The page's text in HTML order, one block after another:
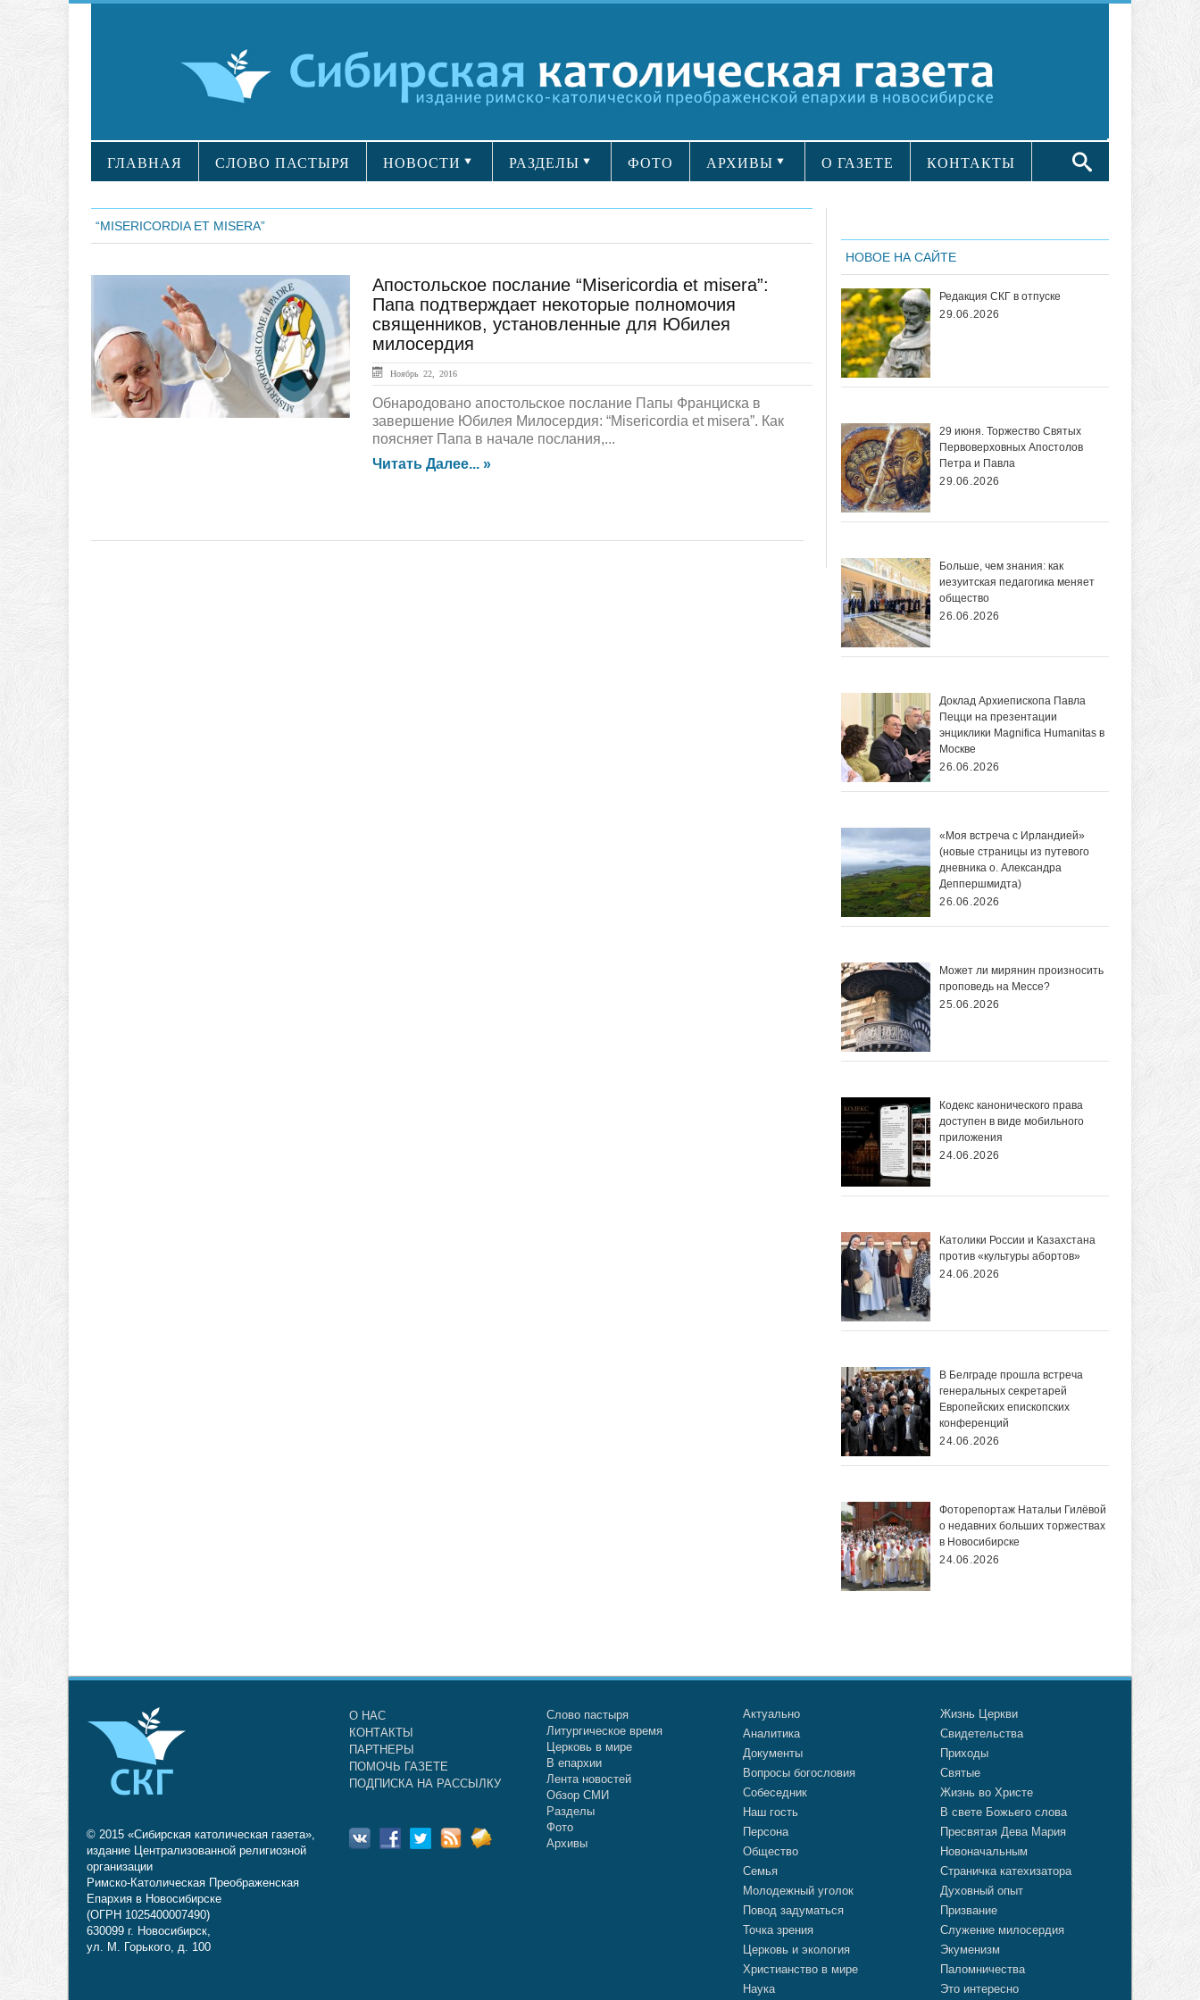
ГЛАВНАЯ СЛОВО ПАСТЫРЯ НОВОСТИ РАЗДЕЛЫ ФОТО АРХИВЫ О ГАЗЕТЕ КОНТАКТЫ
“MISERICORDIA ET MISERA”
Документы
Апостольское послание “Misericordia et misera”:
Папа подтверждает некоторые полномочия
священников, установленные для Юбилея
милосердия
Ноябрь 22, 2016
Обнародовано апостольское послание Папы Франциска в
завершение Юбилея Милосердия: “Misericordia et misera”. Как
поясняет Папа в начале послания,...
Читать Далее... »
НОВОЕ НА САЙТЕ
Редакция СКГ в отпуске
29.06.2026
29 июня. Торжество Святых
Первоверховных Апостолов
Петра и Павла
29.06.2026
Больше, чем знания: как
иезуитская педагогика меняет
общество
26.06.2026
Доклад Архиепископа Павла
Пецци на презентации
энциклики Magnifica Нumanitas в
Москве
26.06.2026
«Моя встреча с Ирландией»
(новые страницы из путевого
дневника о. Александра
Деппершмидта)
26.06.2026
Может ли мирянин произносить
проповедь на Мессе?
25.06.2026
Кодекс канонического права
доступен в виде мобильного
приложения
24.06.2026
Католики России и Казахстана
против «культуры абортов»
24.06.2026
В Белграде прошла встреча
генеральных секретарей
Европейских епископских
конференций
24.06.2026
Фоторепортаж Натальи Гилёвой
о недавних больших торжествах
в Новосибирске
24.06.2026
© 2015 «Сибирская католическая газета»,
издание Централизованной религиозной
организации
Римско-Католическая Преображенская
Епархия в Новосибирске
(ОГРН 1025400007490)
630099 г. Новосибирск,
ул. М. Горького, д. 100
О НАС
КОНТАКТЫ
ПАРТНЕРЫ
ПОМОЧЬ ГАЗЕТЕ
ПОДПИСКА НА РАССЫЛКУ
Слово пастыря
Литургическое время
Церковь в мире
В епархии
Лента новостей
Обзор СМИ
Разделы
Фото
Архивы
Актуально
Аналитика
Документы
Вопросы богословия
Собеседник
Наш гость
Персона
Общество
Семья
Молодежный уголок
Повод задуматься
Точка зрения
Церковь и экология
Христианство в мире
Наука
Жизнь Церкви
Свидетельства
Приходы
Святые
Жизнь во Христе
В свете Божьего слова
Пресвятая Дева Мария
Новоначальным
Страничка катехизатора
Духовный опыт
Призвание
Служение милосердия
Экуменизм
Паломничества
Это интересно